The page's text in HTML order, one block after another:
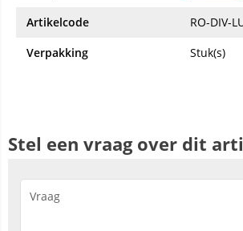
Artikelcode
RO-DIV-
Verpakking
Stuk(s)
Stel een vraag over dit